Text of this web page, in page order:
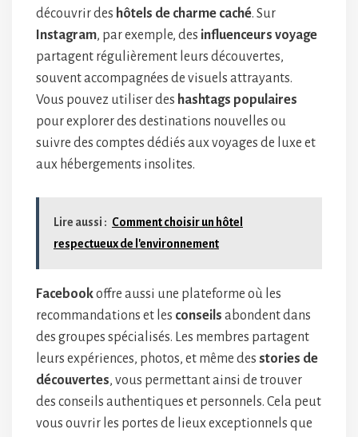
découvrir des hôtels de charme caché. Sur
Instagram, par exemple, des influenceurs voyage
partagent régulièrement leurs découvertes,
souvent accompagnées de visuels attrayants.
Vous pouvez utiliser des hashtags populaires
pour explorer des destinations nouvelles ou
suivre des comptes dédiés aux voyages de luxe et
aux hébergements insolites.
Lire aussi : Comment choisir un hôtel
respectueux de l'environnement
Facebookoffre aussi une plateforme où les
recommandations et les conseils abondent dans
des groupes spécialisés. Les membres partagent
leurs expériences, photos, et même des stories de
découvertes, vous permettant ainsi de trouver
des conseils authentiques et personnels. Cela peut
vous ouvrir les portes de lieux exceptionnels que